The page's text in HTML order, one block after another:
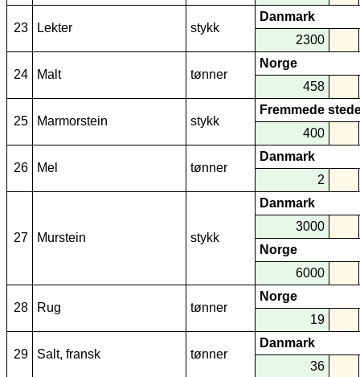
23 Lekter stykk
Danmark
2300
24 Malt tønner
Norge
458
25 Marmorstein stykk
Fremmede
400
26 Mel tønner
Danmark
2
27 Murstein stykk
Danmark
3000
Norge
6000
28 Rug tønner
Norge
19
29 Salt, fransk tønner
Danmark
36